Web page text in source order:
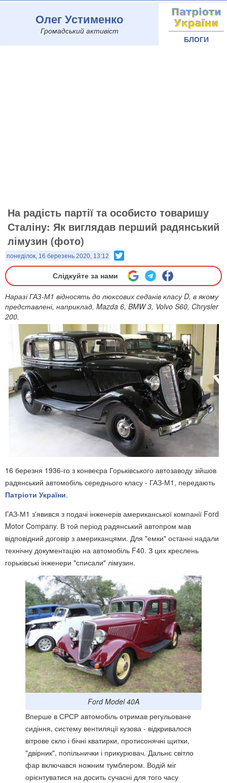
Олег Устименко
Громадський активіст
БЛОГИ
На радість партії та особисто товаришу
Сталіну: Як виглядав перший радянський
лімузин (фото)
понеділок, 16 березень 2020, 13:12
Слідкуйте за нами
Наразі ГАЗ-М1 відносять до люксових седанів класу D, в якому
представлені, наприклад, Mazda 6, BMW 3, Volvo S60, Chrysler
200.
16 березня 1936-го з конвеєра Горьківського автозаводу зійшов
радянський автомобіль середнього класу - ГАЗ-М1, передають
Патріоти України.
ГАЗ-М1 з'явився з подачі інженерів американської компанії Ford
Motor Company. В той період радянський автопром мав
відповідний договір з американцями. Для "емки" останні надали
технічну документацію на автомобіль F40. З цих креслень
горьківські інженери "списали" лімузин.
Ford Model 40A
Вперше в СРСР автомобіль отримав регульоване
сидіння, систему вентиляції кузова - відкривалося
вітрове скло і бічні кватирки, протисонячні щитки,
"двірник", попільнички і прикурювач. Дальнє світло
фар включався ножним тумблером. Водій міг
орієнтуватися на досить сучасні для того часу